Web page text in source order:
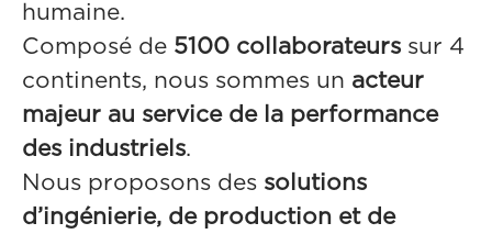
humaine.
Composé de 5100 collaborateurs sur 4
continents, nous sommes un acteur
majeur au service de la performance
des industriels.
Nous proposons des solutions
d’ingénierie, de production et de